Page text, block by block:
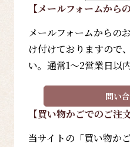
【メールフォームから
メールフォームからの
け付けておりますので
い。通常1～2営業日以
問い
【買い物かごでのご注文
当サイトの「買い物か